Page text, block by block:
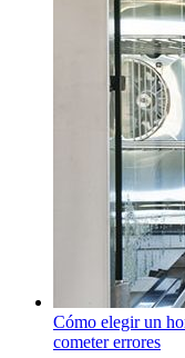
Cómo elegir un
cometer errores